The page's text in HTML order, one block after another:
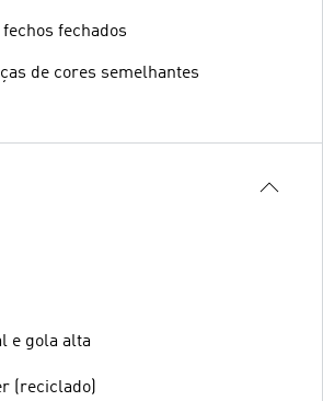
fechados
de cores semelhantes
e gola alta
(reciclado)